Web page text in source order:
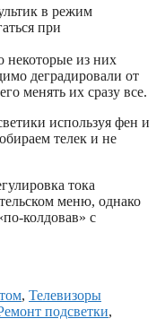
в режим
при
некоторые из них
деградировали от
менять их сразу все.
используя фен и
телек и не
тока
меню, однако
колдовав» с
, Телевизоры
подсветки,